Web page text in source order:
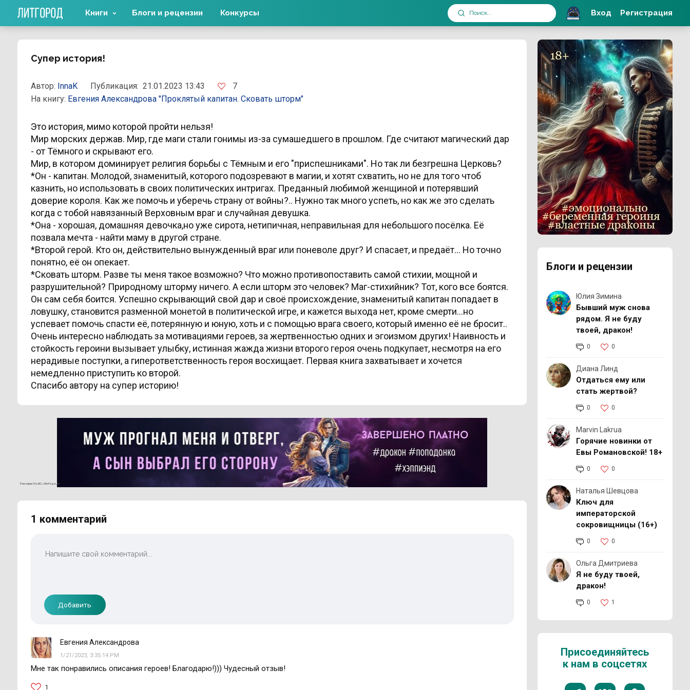
Супер история!
Автор: InnaK Публикация: 21.01.2023 13:43
7
На книгу: Евгения Александрова "Проклятый капитан. Сковать шторм"
Это история, мимо которой пройти нельзя!
Мир морских держав. Мир, где маги стали гонимы из-за сумашедшего в прошлом. Где считают магический дар
- от Тёмного и скрывают его.
Мир, в котором доминирует религия борьбы с Тёмным и его "приспешниками". Но так ли безгрешна Церковь?
*Он - капитан. Молодой, знаменитый, которого подозревают в магии, и хотят схватить, но не для того чтоб
казнить, но использовать в своих политических интригах. Преданный любимой женщиной и потерявший
доверие короля. Как же помочь и уберечь страну от войны?.. Нужно так много успеть, но как же это сделать
когда с тобой навязанный Верховным враг и случайная девушка.
*Она - хорошая, домашняя девочка,но уже сирота, нетипичная, неправильная для небольшого посёлка. Её
позвала мечта - найти маму в другой стране.
*Второй герой. Кто он, действительно вынужденный враг или поневоле друг? И спасает, и предаёт... Но точно
понятно, её он опекает.
*Сковать шторм. Разве ты меня такое возможно? Что можно противопоставить самой стихии, мощной и
разрушительной? Природному шторму ничего. А если шторм это человек? Маг-стихийник? Тот, кого все боятся.
Он сам себя боится. Успешно скрывающий свой дар и своё происхождение, знаменитый капитан попадает в
ловушку, становится разменной монетой в политической игре, и кажется выхода нет, кроме смерти...но
успевает помочь спасти её, потерянную и юную, хоть и с помощью врага своего, который именно её не бросит..
Очень интересно наблюдать за мотивациями героев, за жертвенностью одних и эгоизмом других! Наивность и
стойкость героини вызывает улыбку, истинная жажда жизни второго героя очень подкупает, несмотря на его
нерадивые поступки, а гиперответственность героя восхищает. Первая книга захватывает и хочется
немедленно приступить ко второй.
Спасибо автору на супер историю!
Реклама 16+ АО «ЛитГород»
1 комментарий
Добавить
Евгения Александрова
1/21/2023, 3:35:14 PM
Мне так понравились описания героев! Благодарю!))) Чудесный отзыв!
1
Блоги и рецензии
Юлия Зимина
Бывший муж снова
рядом. Я не буду
твоей, дракон!
0 0
Диана Линд
Отдаться ему или
стать жертвой?
0 0
Marvin Lakrua
Горячие новинки от
Евы Романовской! 18+
0 0
Наталья Шевцова
Ключ для
императорской
сокровищницы (16+)
0 0
Ольга Дмитриева
Я не буду твоей,
дракон!
0 1
Присоединяйтесь
к нам в соцсетях
Реклама 18+ АО «ЛитГород»
Книги Блоги и рецензии Конкурсы Вход Регистрация